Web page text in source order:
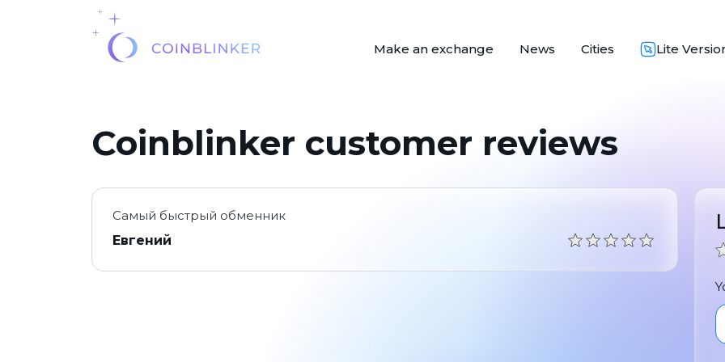
Make an exchange News Cities Lite
Coinblinker customer reviews
Самый быстрый обменник
Евгений